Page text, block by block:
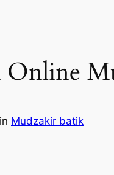
in Mudzakir batik